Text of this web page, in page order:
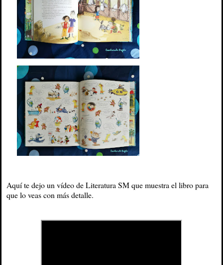
Aquí te dejo un vídeo de Literatura SM que muestra el libro para
que lo veas con más detalle.